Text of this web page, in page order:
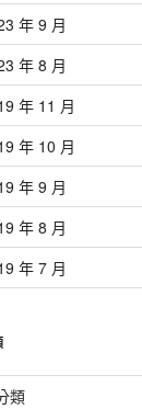
年 9 月
年 8 月
年 11 月
年 10 月
年 9 月
年 8 月
年 7 月
類